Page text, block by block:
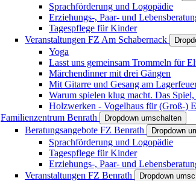
Sprachförderung und Logopädie
Erziehungs-, Paar- und
Tagespflege für Kinder
Veranstaltungen FZ Am Schabernack
Yoga
Lasst uns gemeinsam Trommeln für
Märchendinner mit drei Gängen
Mit Gitarre und Gesang am
Warum spielen klug macht. Das
Holzwerken - Vogelhaus für (Groß-)
Familienzentrum Benrath
Dropdown umschalten
Beratungsangebote FZ Benrath Dropdown
Sprachförderung und Logopädie
Tagespflege für Kinder
Erziehungs-, Paar- und
Veranstaltungen FZ Benrath
Dropdown